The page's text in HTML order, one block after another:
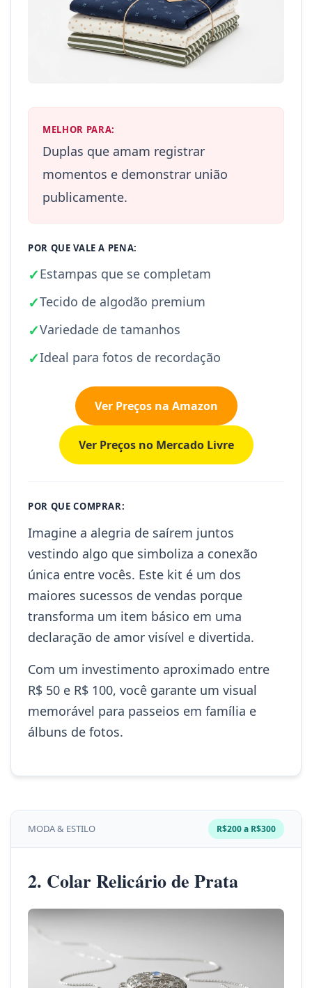
MELHOR PARA:
Duplas que amam registrar
momentos e demonstrar união
publicamente.
POR QUE VALE A PENA:
✓Estampas que se completam
✓Tecido de algodão premium
✓Variedade de tamanhos
✓Ideal para fotos de recordação
Ver Preços na Amazon
Ver Preços no Mercado Livre
POR QUE COMPRAR:
Imagine a alegria de saírem juntos
vestindo algo que simboliza a conexão
única entre vocês. Este kit é um dos
maiores sucessos de vendas porque
transforma um item básico em uma
declaração de amor visível e divertida.
Com um investimento aproximado entre
R$ 50 e R$ 100, você garante um visual
memorável para passeios em família e
álbuns de fotos.
MODA & ESTILO R$200 a R$300
2. Colar Relicário de Prata